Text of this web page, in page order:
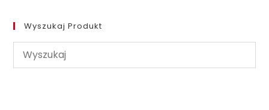
Wyszukaj Produkt